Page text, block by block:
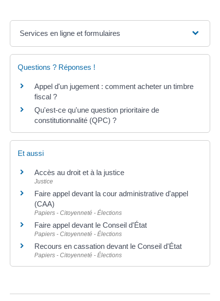
Services en ligne et formulaires
Questions ? Réponses !
Appel d'un jugement : comment acheter un timbre
fiscal ?
Qu'est-ce qu'une question prioritaire de
constitutionnalité (QPC) ?
Et aussi
Accès au droit et à la justice
Justice
Faire appel devant la cour administrative d'appel
(CAA)
Papiers - Citoyenneté - Élections
Faire appel devant le Conseil d'État
Papiers - Citoyenneté - Élections
Recours en cassation devant le Conseil d'État
Papiers - Citoyenneté - Élections